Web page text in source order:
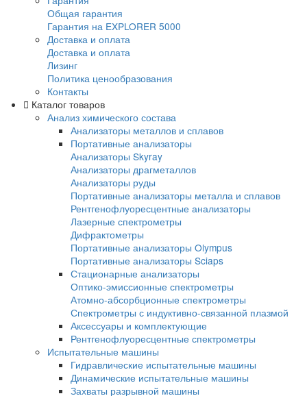
Наше производство
Сервисный центр
Гарантия
Общая гарантия
Гарантия на EXPLORER 5000
Доставка и оплата
Доставка и оплата
Лизинг
Политика ценообразования
Контакты
Каталог товаров
Анализ химического состава
Анализаторы металлов и сплавов
Портативные анализаторы
Анализаторы Skyray
Анализаторы драгметаллов
Анализаторы руды
Портативные анализаторы металла и
Рентгенофлуоресцентные анализаторы
Лазерные спектрометры
Дифрактометры
Портативные анализаторы Olympus
Портативные анализаторы Sciaps
Стационарные анализаторы
Оптико-эмиссионные спектрометры
Атомно-абсорбционные спектрометры